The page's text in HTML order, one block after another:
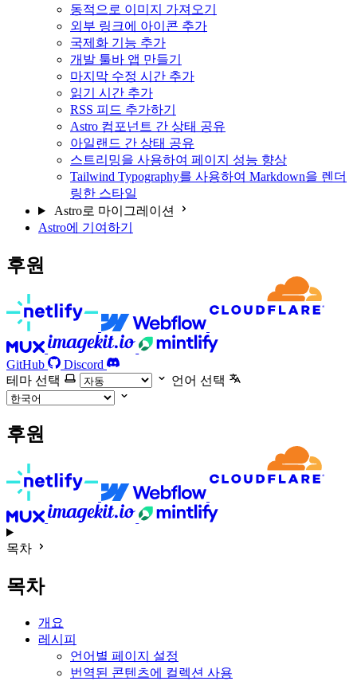
동적으로 이미지 가져오기
외부 링크에 아이콘 추가
국제화 기능 추가
개발 툴바 앱 만들기
마지막 수정 시간 추가
읽기 시간 추가
RSS 피드 추가하기
Astro 컴포넌트 간 상태 공유
아일랜드 간 상태 공유
스트리밍을 사용하여 페이지 성능 향상
Tailwind Typography를 사용하여 Markdown을 렌더
링한 스타일
Astro로 마이그레이션
Astro에 기여하기
후원
GitHub
Discord
테마 선택
언어 선택
후원
목차
목차
개요
레시피
언어별 페이지 설정
번역된 콘텐츠에 컬렉션 사용